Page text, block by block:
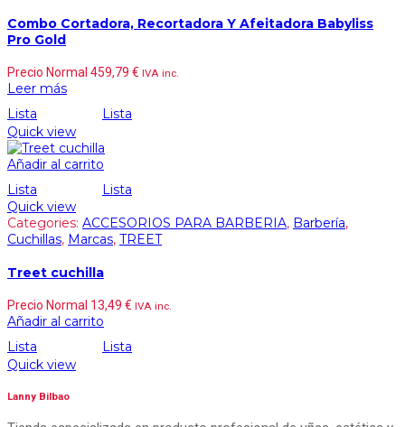
Combo Cortadora, Recortadora Y Afeitadora Babyliss
Pro Gold
Precio Normal 459,79 € IVA inc.
Leer más
Lista
Lista
Quick view
Añadir al carrito
Lista
Lista
Quick view
Categories: ACCESORIOS PARA BARBERIA, Barbería,
Cuchillas, Marcas, TREET
Treet cuchilla
Precio Normal 13,49 € IVA inc.
Añadir al carrito
Lista
Lista
Quick view
Lanny Bilbao